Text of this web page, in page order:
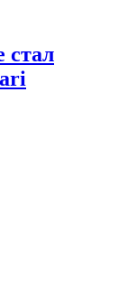
стал